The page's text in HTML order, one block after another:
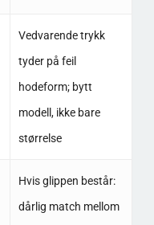
Vedvarende trykk
tyder på feil
hodeform; bytt
modell, ikke bare
størrelse
Hvis glippen består:
dårlig match mellom